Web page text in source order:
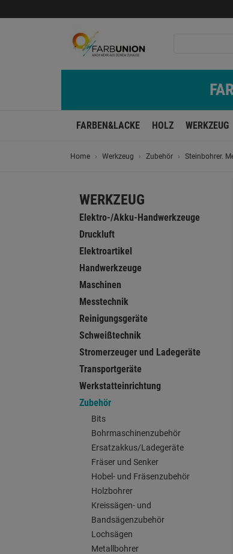
FARBEN&LACKE HOLZ WERKZEUG
Home Werkzeug Zubehör Steinbohrer.
WERKZEUG
Elektro-/Akku-Handwerkzeuge
Druckluft
Elektroartikel
Handwerkzeuge
Maschinen
Messtechnik
Reinigungsgeräte
Schweißtechnik
Stromerzeuger und Ladegeräte
Transportgeräte
Werkstatteinrichtung
Zubehör
Bits
Bohrmaschinenzubehör
Ersatzakkus/Ladegeräte
Fräser und Senker
Hobel- und Fräsenzubehör
Holzbohrer
Kreissägen- und
Bandsägenzubehör
Lochsägen
Metallbohrer